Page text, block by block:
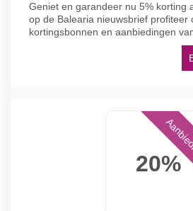
Geniet en garandeer nu 5% korting
op de Balearia nieuwsbrief profiteer
kortingsbonnen en aanbiedingen
20%